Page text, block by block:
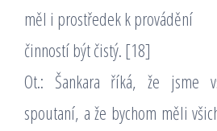
měl i prostředek k provádění
činností být čistý. [18]
Ot.: Šankara říká, že jsme
spoutaní, a že bychom měli